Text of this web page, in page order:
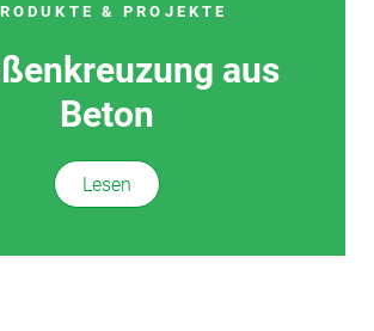
& PROJEKTE
aus
Beton
Lesen